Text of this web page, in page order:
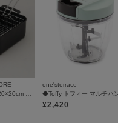
one'sterrace
¥2,420